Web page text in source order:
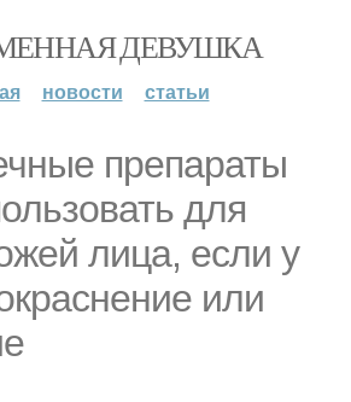
ДЕВУШКА
новости статьи
препараты
для
лица, если у
или